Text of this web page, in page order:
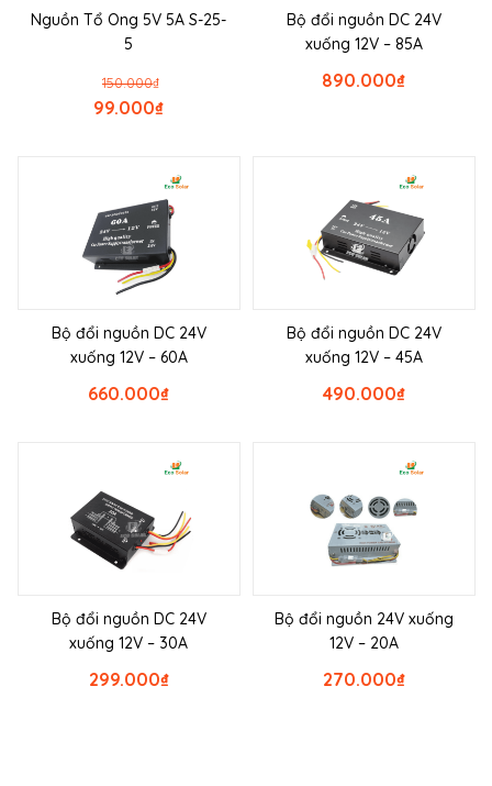
Nguồn Tổ Ong 5V 5A S-25-
5
₫
150.000
₫
99.000
Bộ đổi nguồn DC 24V
xuống 12V – 85A
₫
890.000
Bộ đổi nguồn DC 24V
xuống 12V – 60A
₫
660.000
Bộ đổi nguồn DC 24V
xuống 12V – 45A
₫
490.000
Bộ đổi nguồn DC 24V
xuống 12V – 30A
₫
299.000
Bộ đổi nguồn 24V xuống
12V – 20A
₫
270.000